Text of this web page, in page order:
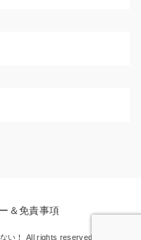
＆免責事項
い！ All rights reserved.